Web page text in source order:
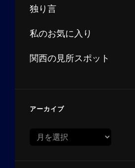
独り言
私のお気に入り
関西の見所スポット
アーカイブ